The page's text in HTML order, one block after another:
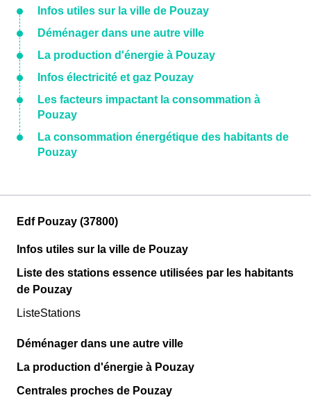
Infos utiles sur la ville de Pouzay
Déménager dans une autre ville
La production d'énergie à Pouzay
Infos électricité et gaz Pouzay
Les facteurs impactant la consommation à
Pouzay
La consommation énergétique des habitants de
Pouzay
Edf Pouzay (37800)
Infos utiles sur la ville de Pouzay
Liste des stations essence utilisées par les habitants
de Pouzay
ListeStations
Déménager dans une autre ville
La production d'énergie à Pouzay
Centrales proches de Pouzay